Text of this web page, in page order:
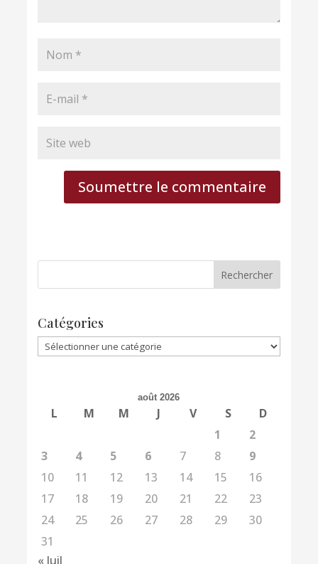
Soumettre le commentaire
Catégories
Catégories
août 2026
L M M J V S
D
1
2
3
4 5 6 7 8
9
10
11 12 13 14 15
16
17
18 19 20 21 22
23
24
25 26 27 28 29
30
31
« Juil